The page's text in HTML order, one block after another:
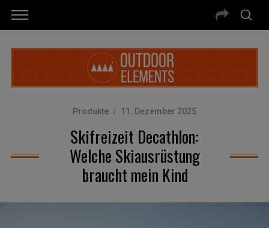
Produkte 11. Dezember 2025
Skifreizeit Decathlon:
Welche Skiausrüstung
braucht mein Kind